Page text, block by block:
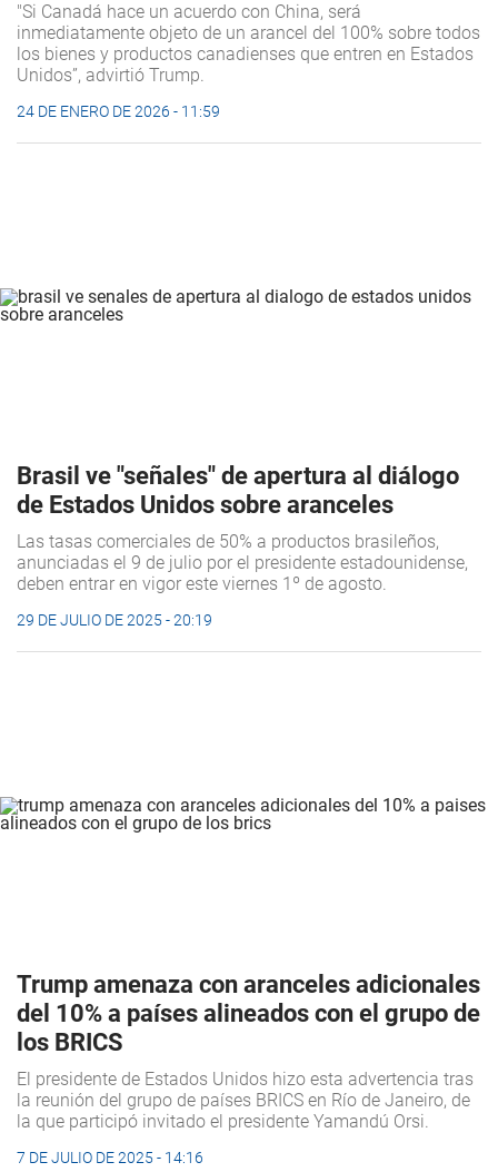
"Si Canadá hace un acuerdo con China, será
inmediatamente objeto de un arancel del 100% sobre todos
los bienes y productos canadienses que entren en Estados
Unidos”, advirtió Trump.
24 DE ENERO DE 2026 - 11:59
Brasil ve "señales" de apertura al diálogo
de Estados Unidos sobre aranceles
Las tasas comerciales de 50% a productos brasileños,
anunciadas el 9 de julio por el presidente estadounidense,
deben entrar en vigor este viernes 1º de agosto.
29 DE JULIO DE 2025 - 20:19
Trump amenaza con aranceles adicionales
del 10% a países alineados con el grupo de
los BRICS
El presidente de Estados Unidos hizo esta advertencia tras
la reunión del grupo de países BRICS en Río de Janeiro, de
la que participó invitado el presidente Yamandú Orsi.
7 DE JULIO DE 2025 - 14:16